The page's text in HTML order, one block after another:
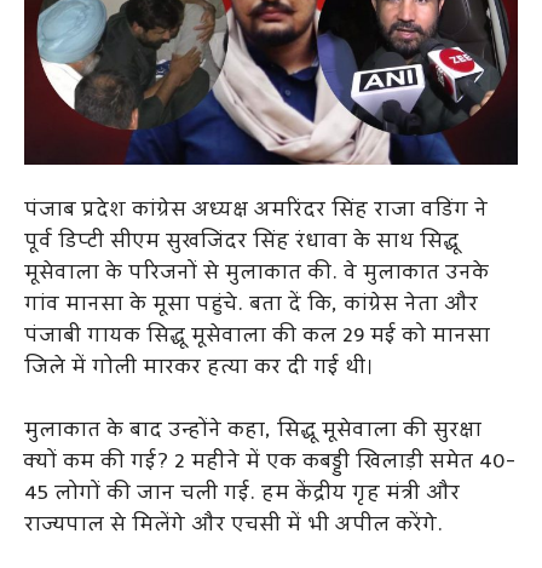
पंजाब प्रदेश कांग्रेस अध्यक्ष अमरिंदर सिंह राजा वडिंग ने
पूर्व डिप्टी सीएम सुखजिंदर सिंह रंधावा के साथ सिद्धू
मूसेवाला के परिजनों से मुलाकात की. वे मुलाकात उनके
गांव मानसा के मूसा पहुंचे. बता दें कि, कांग्रेस नेता और
पंजाबी गायक सिद्धू मूसेवाला की कल 29 मई को मानसा
जिले में गोली मारकर हत्या कर दी गई थी।
मुलाकात के बाद उन्होंने कहा, सिद्धू मूसेवाला की सुरक्षा
क्यों कम की गई? 2 महीने में एक कबड्डी खिलाड़ी समेत 40-
45 लोगों की जान चली गई. हम केंद्रीय गृह मंत्री और
राज्यपाल से मिलेंगे और एचसी में भी अपील करेंगे.